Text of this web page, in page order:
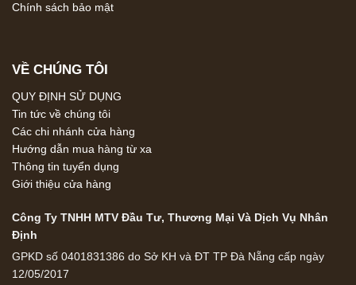
Chính sách bảo mật
VỀ CHÚNG TÔI
QUY ĐỊNH SỬ DỤNG
Tin tức về chúng tôi
Các chi nhánh cửa hàng
Hướng dẫn mua hàng từ xa
Thông tin tuyển dụng
Giới thiệu cửa hàng
Công Ty TNHH MTV Đầu Tư, Thương Mại Và Dịch Vụ Nhân
Định
GPKD số 0401831386 do Sở KH và ĐT TP Đà Nẵng cấp ngày
12/05/2017